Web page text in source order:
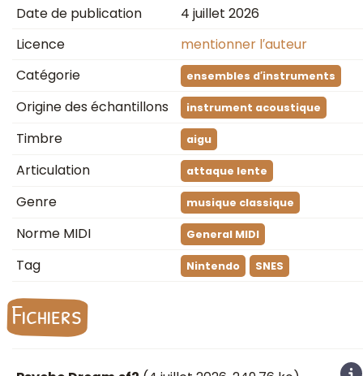
Date de publication
4 juillet 2026
Licence
mentionner l′auteur
Catégorie
ensembles d′instruments
Origine des échantillons instrument acoustique
Timbre aigu
Articulation attaque lente
Genre musique classique
Norme MIDI General MIDI
Tag Nintendo SNES
Fichiers